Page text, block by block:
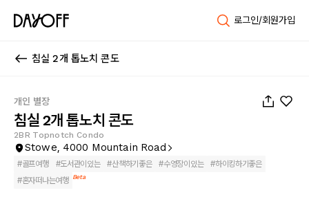
로그인/회원가입
침실 2개 톱노치 콘도
개인 별장
침실 2개 톱노치 콘도
2BR Topnotch Condo
Stowe, 4000 Mountain Road
#골프여행 #도서관이있는 #산책하기좋은 #수영장이있는 #하이킹하기좋은
#혼자떠나는여행 Beta